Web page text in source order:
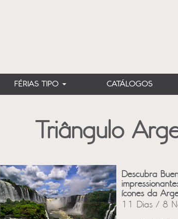
FÉRIAS TIPO CATÁLOGOS
Triângulo
Descubra
ícones da
11 Dias / 8